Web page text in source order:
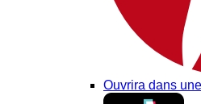
Ouvrira dans